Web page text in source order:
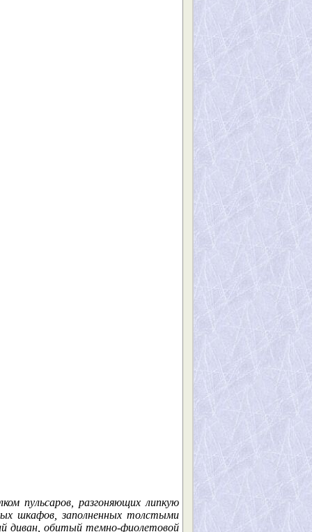
пульсаров, разгоняющих липкую
шкафов, заполненных толстыми
диван, обитый темно-фиолетовой